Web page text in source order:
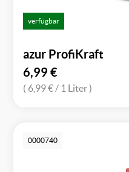
verfügbar
azur ProfiKraft
6,99 €
( 6,99 € / 1 Liter )
0000740